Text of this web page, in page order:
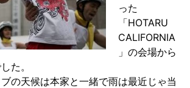
った
「HOTARU
CALIFORNIA
」の会場から
た。
の天候は本家と一緒で雨は最近じゃ当